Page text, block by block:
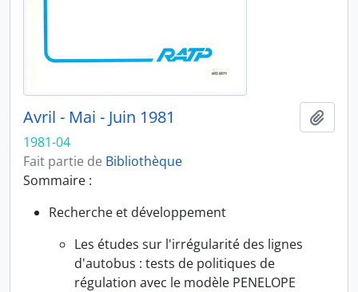
Avril - Mai - Juin 1981
1981-04
Fait partie de Bibliothèque
Sommaire :
Recherche et développement
Les études sur l'irrégularité des lignes
d'autobus : tests de politiques de
régulation avec le modèle PENELOPE